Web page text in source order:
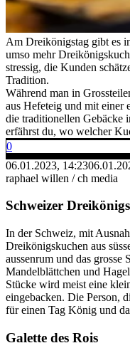
Am Dreikönigstag gibt es
umso mehr
stressig, die Kunden
Tradition.
Während man in
aus Hefeteig und mit einer
die traditionellen Gebäcke
erfährst du, wo welcher
0
06.01.2023, 14:23
raphael willen / ch media
Schweizer
In der Schweiz, mit
Dreikönigskuchen aus
aussenrum und das
Mandelblättchen und
Stücke wird meist eine
eingebacken. Die Person,
für einen Tag König und
Galette des Rois